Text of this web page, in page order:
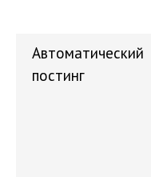
Автоматический
постинг